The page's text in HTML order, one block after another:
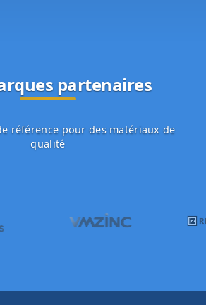
partenaires
référence pour des matériaux de
qualité